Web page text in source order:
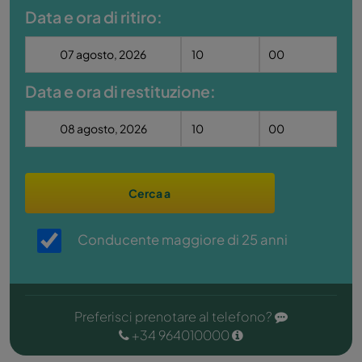
Data e ora di ritiro:
Data e ora di restituzione:
Cerca a
Conducente maggiore di 25 anni
Preferisci prenotare al telefono?
+34 964010000